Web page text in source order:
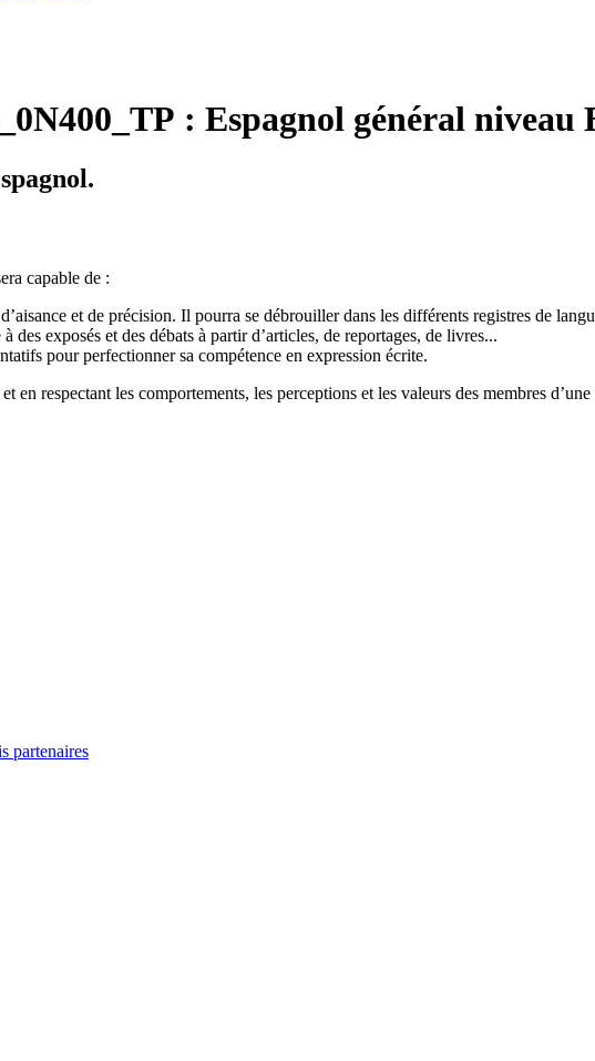
: Espagnol général niveau
capable de :
et de précision. Il pourra se débrouiller dans les différents registres de
des exposés et des débats à partir d’articles, de reportages, de livres...
pour perfectionner sa compétence en expression écrite.
en respectant les comportements, les perceptions et les valeurs des membres
partenaires